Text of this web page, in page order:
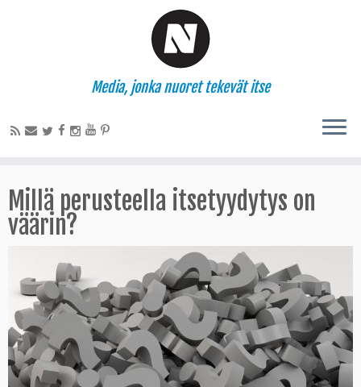
Media, jonka nuoret tekevät itse
Millä perusteella itsetyydytys on
väärin?